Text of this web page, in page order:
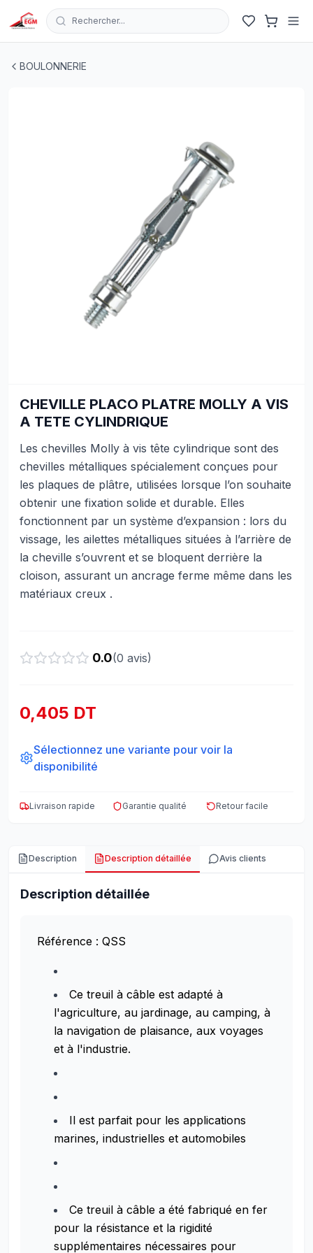
Rechercher...
BOULONNERIE
CHEVILLE PLACO PLATRE MOLLY A VIS
A TETE CYLINDRIQUE
Les chevilles Molly à vis tête cylindrique sont des
chevilles métalliques spécialement conçues pour
les plaques de plâtre, utilisées lorsque l’on souhaite
obtenir une fixation solide et durable. Elles
fonctionnent par un système d’expansion : lors du
vissage, les ailettes métalliques situées à l’arrière de
la cheville s’ouvrent et se bloquent derrière la
cloison, assurant un ancrage ferme même dans les
matériaux creux .
0.0(0 avis)
0,405 DT
Sélectionnez une variante pour voir la
disponibilité
Livraison rapide Garantie qualité Retour facile
Description Description détaillée Avis clients
Description détaillée
Référence : QSS
Ce treuil à câble est adapté à
l'agriculture, au jardinage, au camping, à
la navigation de plaisance, aux voyages
et à l'industrie.
Il est parfait pour les applications
marines, industrielles et automobiles
Ce treuil à câble a été fabriqué en fer
pour la résistance et la rigidité
supplémentaires nécessaires pour